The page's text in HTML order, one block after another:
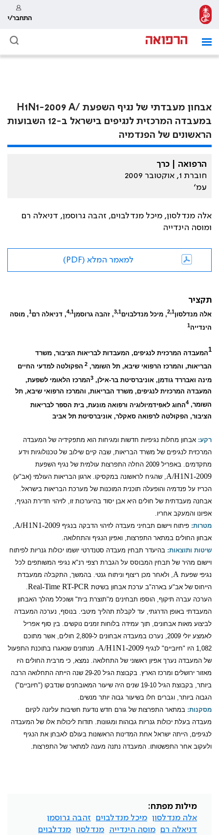
התחבר/י
אבחון מעבדתי של נגיף השפעת /H1N1-2009 A
במעבדה המרכזית לנגיפים בישראל ב-12 השבועות
הראשונים של הפנדמיה
הרפואה | כרך
חוברת 1, אוקטובר 2009
עמ׳
אלה מנדלסון, מיכל מנדלבוים, זהבה גרוסמן, דניאלה רם
ומוסה הינדייה
למאמר המלא (PDF)
תקציר
אלה מנדלסון2,1, מיכל מנדלבוים3,1, זהבה גרוסמן4,1, דניאלה רם1, מוסה
הינדייה1
1המעבדה המרכזית לנגיפים, המעבדות לבריאות הציבור, משרד
הבריאות, והמרכז הרפואי שיבא, תל השומר, 2 הפקולטה למדעי החיים
מינה ואבררד גודמן, אוניברסיטת בר-אילן, 3המרכז הלאומי לשפעת,
המעבדה המרכזית לנגיפים, משרד הבריאות, והמרכז הרפואי שיבא, תל
השומר, 4החוג לאפידמיולוגיה ורפואה מונעת, בית הספר לבריאות
הציבור, הפקולטה לרפואה סאקלר, אוניברסיטת תל אביב
רקע: אבחון מחלות נגיפיות חדשות ומגיחות הוא מתפקידיה של המעבדה
המרכזית לנגיפים של משרד הבריאות, שבה קיים שילוב של טכנולוגיות וידע
מתקדמים. באפריל 2009 החלה התפרצות עולמית של נגיף השפעת
A/H1N1-2009, שהגיח לראשונה במקסיקו. ארגון הבריאות העולמי (אב"ע)
הכריז על פנדמיה והופעלה תוכנית המוכנות של מערכת הבריאות בישראל.
אבחנה מעבדתית של חולים היא אבן יסוד בהיערכות זו, לזיהוי חדירת הנגיף,
אפיונו והמעקב אחריו.
מטרות: פיתוח ויישום תבחיני מעבדה לזיהוי הדבקה בנגיף H1N1-2009
/
A
,
אבחון החולים במתאר התפרצות, ואפיון הנגיף והתחלואה.
שיטות ותוצאות: בהיעדר תבחין מעבדה סטנדרטי יושמו יכולות גנריות לפיתוח
ויישום מהיר של תבחין המבוסס על הגברת רצפי רנ"א נגיפי המשותפים לכל
נגיפי שפעת A, ולאחר מכן ריצוף וניתוח גנטי. בהמשך, התקבלה ממעבדת
הייחוס של אב"ע בארה"ב ערכת אבחון בשיטת Real-Time RT-PCR
.
הערכה עברה תיקוף, הוספו תבחינים מ"תוצרת בית" ושוכלל מהלך האבחון
המעבדתי באופן הדרגתי, עד לקבלת תהליך מיטבי. בנוסף, נערכה המעבדה
לביצוע מאות אבחונים, תוך עמידה בלוחות זמנים נוקשים. בין סוף אפריל
לאמצע יולי 2009, נערכו במעבדה אבחונים ל-2,809 חולים, אשר מתוכם
1,082 היו "חיוביים" לנגיף
A/H1N1-2009. מנתונים שנאגרו בתוכנת התפעול
של המעבדה נערך אפיון ראשוני של התחלואה. נמצא, כי מרבית החולים היו
מאזור ירושלים ומרכז הארץ. בקבוצת הגיל 29-20 שנה הייתה התחלואה הרבה
ביותר, בקבוצת הגיל 19-10 שנים היה שיעור המאובחנים שנדבקו ("חיוביים")
הגבוה ביותר, וגברים חלו בשיעור גבוה יותר מנשים.
מסקנות: במתאר התפרצות של גורם חדש נודעת חשיבות עליונה לקיום
מעבדה בעלת יכולות גנריות גבוהות ומגוונות. תודות ליכולות אלו של המעבדה
לנגיפים, הייתה ישראל אחת המדינות הראשונות בעולם לאבחן את הנגיף
ולעקוב אחר התפשטותו. המעבדה נתנה מענה למתאר של התפרצות.
מילות מפתח:
אלה מנדלסון מיכל מנדלבוים
זהבה גרוסמן
דניאלה רם
מוסה הינדייה מנדלסון מנדלבוים